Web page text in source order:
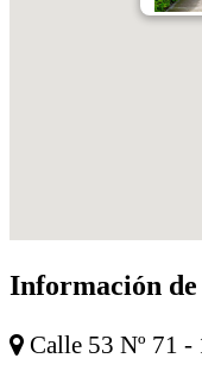
Información
Calle 53 Nº 71